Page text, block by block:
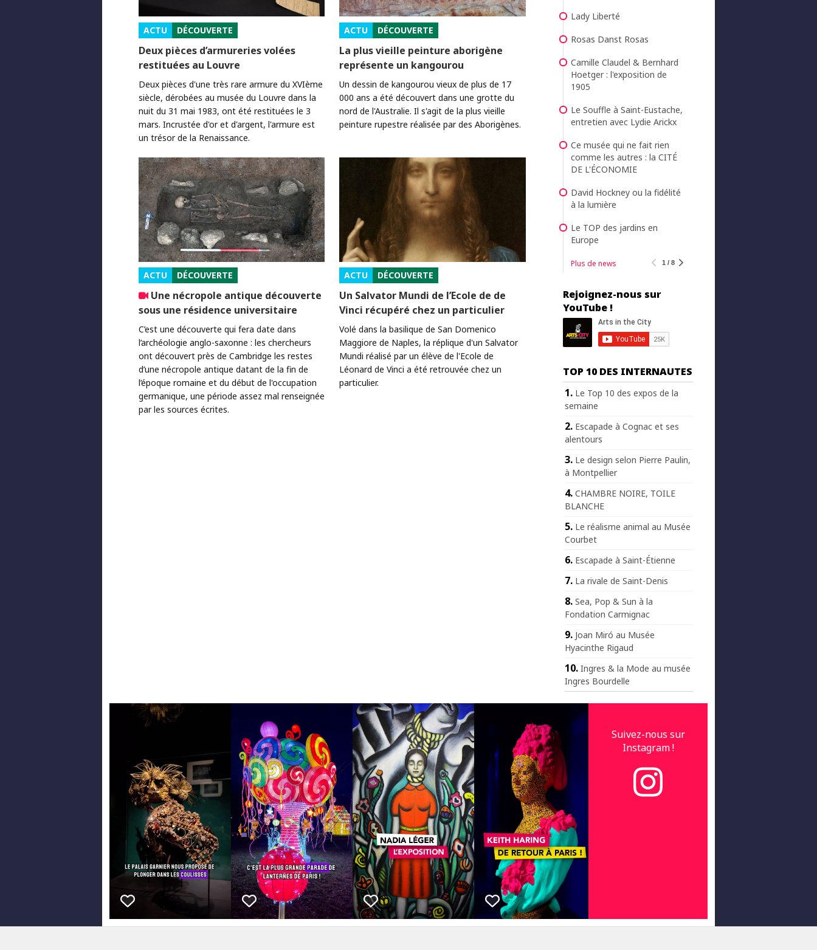
ACTU DÉCOUVERTE
Deux pièces d’armureries volées
restituées au Louvre
Deux pièces d'une très rare armure du XVIème
siècle, dérobées au musée du Louvre dans la
nuit du 31 mai 1983, ont été restituées le 3
mars. Incrustée d'or et d'argent, l'armure est
un trésor de la Renaissance.
ACTU DÉCOUVERTE
La plus vieille peinture aborigène
représente un kangourou
Un dessin de kangourou vieux de plus de 17
000 ans a été découvert dans une grotte du
nord de l'Australie. Il s'agit de la plus vieille
peinture rupestre réalisée par des Aborigènes.
ACTU DÉCOUVERTE
Une nécropole antique découverte
sous une résidence universitaire
C’est une découverte qui fera date dans
l’archéologie anglo-saxonne : les chercheurs
ont découvert près de Cambridge les restes
d’une nécropole antique datant de la fin de
l’époque romaine et du début de l'occupation
germanique, une période assez mal renseignée
par les sources écrites.
ACTU DÉCOUVERTE
Un Salvator Mundi de l’Ecole de de
Vinci récupéré chez un particulier
Volé dans la basilique de San Domenico
Maggiore de Naples, la réplique d'un Salvator
Mundi réalisé par un élève de l'Ecole de
Léonard de Vinci a été retrouvée chez un
particulier.
Lady Liberté
Rosas Danst Rosas
Camille Claudel & Bernhard
Hoetger : l'exposition de
1905
Le Souffle à Saint-Eustache,
entretien avec Lydie Arickx
Ce musée qui ne fait rien
comme les autres : la CITÉ
DE L'ÉCONOMIE
David Hockney ou la fidélité
à la lumière
Le TOP des jardins en
Europe
Plus de news 1 / 8
Rejoignez-nous sur
YouTube !
TOP 10 DES INTERNAUTES
Le Top 10 des expos de la
semaine
Escapade à Cognac et ses
alentours
Le design selon Pierre Paulin,
à Montpellier
CHAMBRE NOIRE, TOILE
BLANCHE
Le réalisme animal au Musée
Courbet
Escapade à Saint-Étienne
La rivale de Saint-Denis
Sea, Pop & Sun à la
Fondation Carmignac
Joan Miró au Musée
Hyacinthe Rigaud
Ingres & la Mode au musée
Ingres Bourdelle
Suivez-nous sur
Instagram !